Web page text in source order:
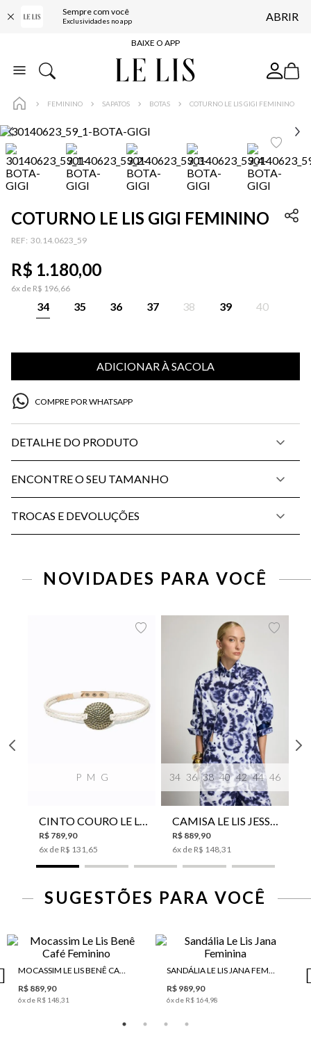
Sempre com você
Exclusividades no app ABRIR
FRETE GRÁTIS*
BAIXE O APP
10% OFF NA PRIMEIRA COMPRA*
FRETE GRÁTIS*
BAIXE O APP
10% OFF NA PRIMEIRA COMPRA*
FEMININO SAPATOS BOTAS COTURNO LE LIS GIGI FEMININO
COTURNO LE LIS GIGI FEMININO
: 30.14.0623_59
R$ 1.180,00
6x de R$ 196,66
34 35 36 37 38 39 40
ADICIONAR À SACOLA
COMPRE POR WHATSAPP
DETALHE DO PRODUTO
ENCONTRE O SEU TAMANHO
TROCAS E DEVOLUÇÕES
NOVIDADES PARA VOCÊ
P M G
R$ 789 90
6x de R$ 131 65
34 36 38 40 42 44 46
R$ 889 90
6x de R$ 148 31
SUGESTÕES PARA VOCÊ
MOCASSIM LE LIS BENÊ CAFÉ FEMININO
R$ 889,90
6x de R$ 148,31
SANDÁLIA LE LIS JANA FEMININA
R$ 989,90
6x de R$ 164,98